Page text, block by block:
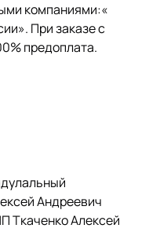
компаниями:«
При заказе с
предоплата.
Андреевич
Ткаченко Алексей